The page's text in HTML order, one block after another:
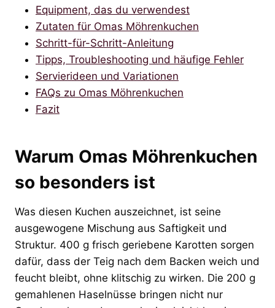
Equipment, das du verwendest
Zutaten für Omas Möhrenkuchen
Schritt-für-Schritt-Anleitung
Tipps, Troubleshooting und häufige Fehler
Servierideen und Variationen
FAQs zu Omas Möhrenkuchen
Fazit
Warum Omas Möhrenkuchen
so besonders ist
Was diesen Kuchen auszeichnet, ist seine
ausgewogene Mischung aus Saftigkeit und
Struktur. 400 g frisch geriebene Karotten sorgen
dafür, dass der Teig nach dem Backen weich und
feucht bleibt, ohne klitschig zu wirken. Die 200 g
gemahlenen Haselnüsse bringen nicht nur